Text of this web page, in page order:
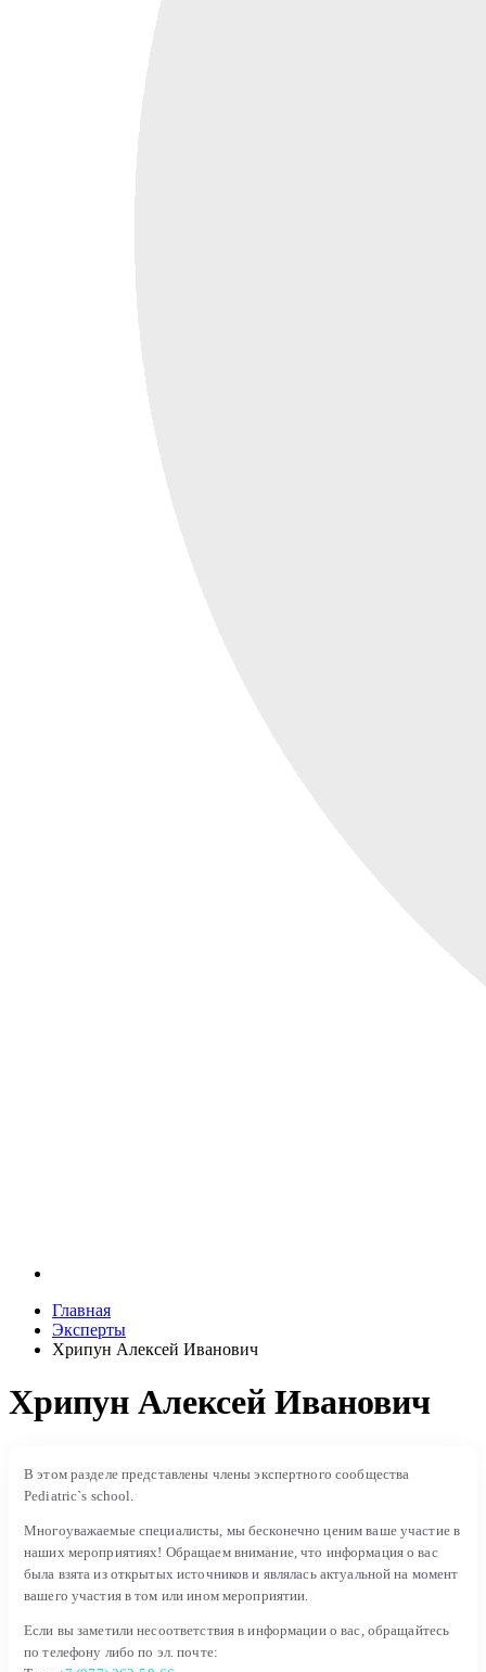
Главная
Эксперты
Хрипун Алексей Иванович
Хрипун Алексей Иванович
В этом разделе представлены члены экспертного сообщества
Pediatric`s school.
Многоуважаемые специалисты, мы бесконечно ценим ваше участие в
наших мероприятиях! Обращаем внимание, что информация о вас
была взята из открытых источников и являлась актуальной на момент
вашего участия в том или ином мероприятии.
Если вы заметили несоответствия в информации о вас, обращайтесь
по телефону либо по эл. почте: